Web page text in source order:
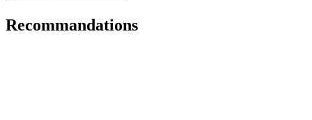
Recommandations